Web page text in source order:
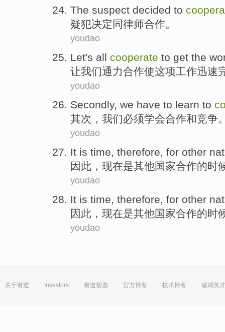
The suspect decided to
疑犯决定 同律师合作。
youdao
Let's all cooperate to get the
让我们通力合作使这项工作迅速
youdao
Secondly, we have to learn to
其次 ， 我们必须学会合作和竞争
youdao
It is time, therefore, for other
因此 ，现在是其他国家合作的时
youdao
It is time therefore for other
因此 ，现在是其他国家合作的时
youdao
关于有道 Investors 有道智选 官方博客 技术博客 诚聘英才